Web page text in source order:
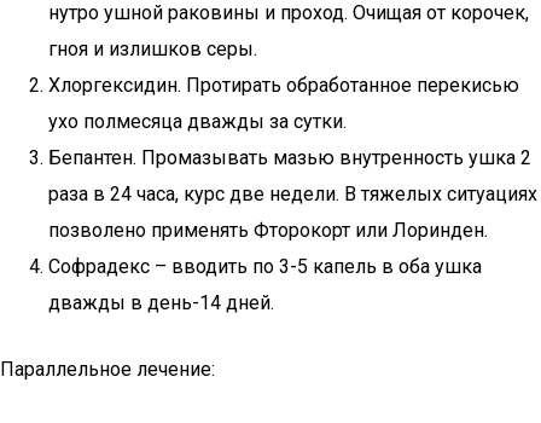
нутро ушной раковины и проход. Очищая от корочек,
гноя и излишков серы.
Хлоргексидин. Протирать обработанное перекисью
ухо полмесяца дважды за сутки.
Бепантен. Промазывать мазью внутренность ушка 2
раза в 24 часа, курс две недели. В тяжелых ситуациях
позволено применять Фторокорт или Лоринден.
Софрадекс – вводить по 3-5 капель в оба ушка
дважды в день-14 дней.
Параллельное лечение: